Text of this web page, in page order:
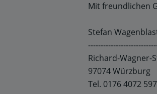
Mit freundlichen
Stefan
Richard-Wagner-
97074 Würzburg
Tel. 0176 4072